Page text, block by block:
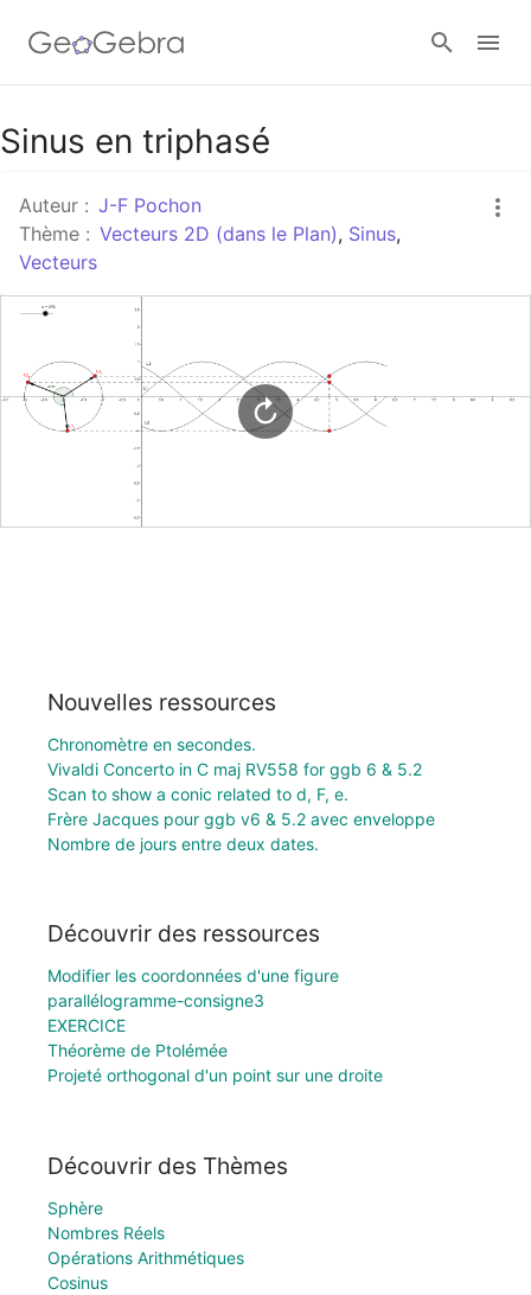
Google Classroom
Classe GeoGebra
Sinus en triphasé
Auteur : J-F Pochon
Thème : Vecteurs 2D (dans le Plan), Sinus,
Vecteurs
Nouvelles ressources
Chronomètre en secondes.
Vivaldi Concerto in C maj RV558 for ggb 6 & 5.2
Scan to show a conic related to d, F, e.
Frère Jacques pour ggb v6 & 5.2 avec enveloppe
Nombre de jours entre deux dates.
Découvrir des ressources
Modifier les coordonnées d'une figure
parallélogramme-consigne3
EXERCICE
Théorème de Ptolémée
Projeté orthogonal d'un point sur une droite
Découvrir des Thèmes
Sphère
Nombres Réels
Opérations Arithmétiques
Cosinus